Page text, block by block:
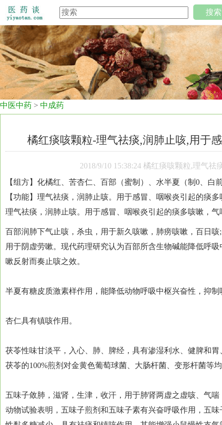
搜索
中医中药 > 中成药
橘红痰咳颗粒-理气祛痰,润肺止咳,用于
2018/9/10 15:38:24 橘红痰咳颗粒,理气
【组方】化橘红、苦杏仁、百部（蜜制）、水半夏（制0、白
【功能】理气祛痰，润肺止咳。用于感冒、咽喉炎引起的痰
理气祛痰，润肺止咳。用于感冒、咽喉炎引起的痰多咳嗽，气
百部润肺下气止咳，杀虫，用于新久咳嗽，肺痨咳嗽，百日
用于阴虚劳嗽。现代药理研究认为百部所含生物碱能降低呼
嗽反射而奏止咳之效。
半夏有糖皮质激素样作用，能降低动物呼吸中枢兴奋性，抑制
杏仁具有镇咳作用。
茯苓性味甘淡平，入心、肺、脾经，具有渗湿利水、健脾和
茯苓的100%煎剂对金黄色葡萄球菌、大肠杆菌、变形杆菌等
五味子敛肺，滋肾，生津，收汗，用于肺肾两虚之虚咳、气
动物试验表明，五味子煎剂和五味子素有兴奋呼吸作用，五